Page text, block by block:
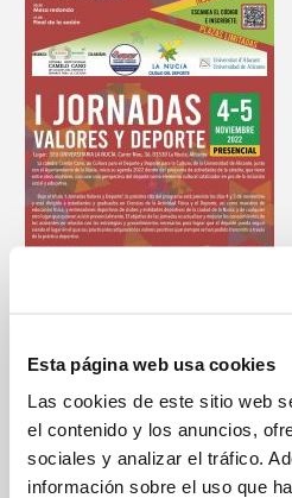
Esta página web usa cookies
Las cookies de este sitio web
el contenido y los anuncios,
sociales y analizar el tráfico.
información sobre el uso que
Válido horas de prácticas Cursos